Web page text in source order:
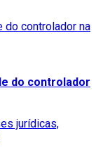
do controlador